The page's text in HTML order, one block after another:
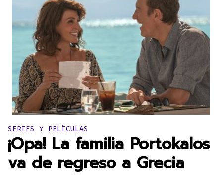
Publicado en:
SERIES Y PELÍCULAS
¡Opa! La familia Portokalos
va de regreso a Grecia